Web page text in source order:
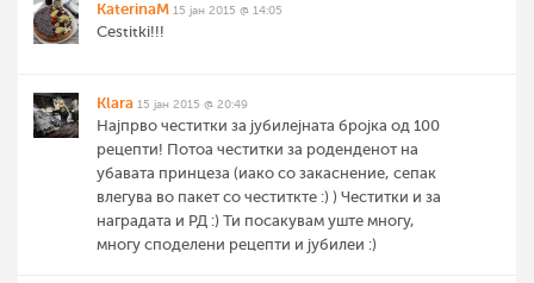
KaterinaM 15 јан 2015 @ 14:05
Cestitki!!!
Klara 15 јан 2015 @ 20:49
Најпрво честитки за јубилејната бројка од 100
рецепти! Потоа честитки за роденденот на
убавата принцеза (иако со закаснение, сепак
влегува во пакет со честиткте :) ) Честитки и за
наградата и РД :) Ти посакувам уште многу,
многу споделени рецепти и јубилеи :)